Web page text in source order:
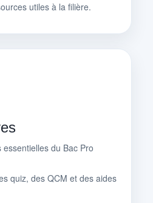
utiles à la filière.
du Bac Pro
quiz, des QCM et des aides